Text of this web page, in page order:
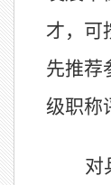
才，可
先推荐
级职称
对